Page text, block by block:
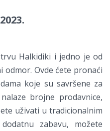
Halkidiki i jedno je od
odmor. Ovde ćete pronaći
koje su savršene za
brojne prodavnice,
uživati u tradicionalnim
zabavu, možete